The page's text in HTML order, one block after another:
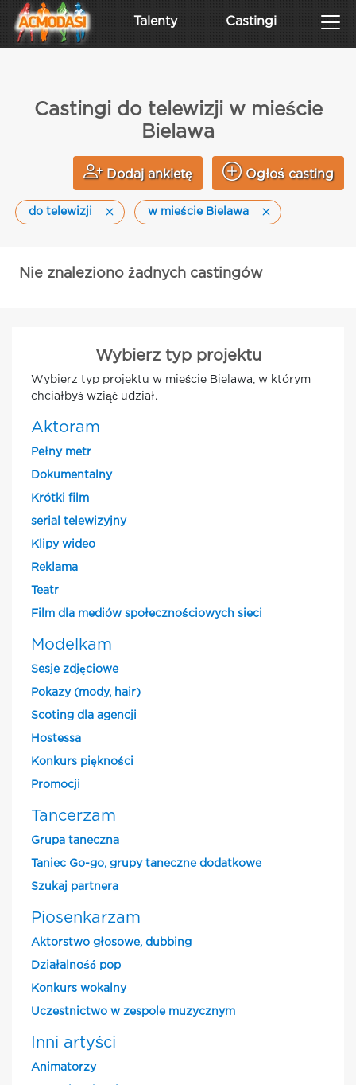
Talenty Castingi
Castingi do telewizji w mieście
Bielawa
Dodaj ankietę Ogłoś casting
do telewizji w mieście Bielawa
Nie znaleziono żadnych castingów
Wybierz typ projektu
Wybierz typ projektu w mieście Bielawa, w którym
chciałbyś wziąć udział.
Aktoram
Pełny metr
Dokumentalny
Krótki film
serial telewizyjny
Klipy wideo
Reklama
Teatr
Film dla mediów społecznościowych sieci
Modelkam
Sesje zdjęciowe
Pokazy (mody, hair)
Scoting dla agencji
Hostessa
Konkurs piękności
Promocji
Tancerzam
Grupa taneczna
Taniec Go-go, grupy taneczne dodatkowe
Szukaj partnera
Piosenkarzam
Aktorstwo głosowe, dubbing
Działalność pop
Konkurs wokalny
Uczestnictwo w zespole muzycznym
Inni artyści
Animatorzy